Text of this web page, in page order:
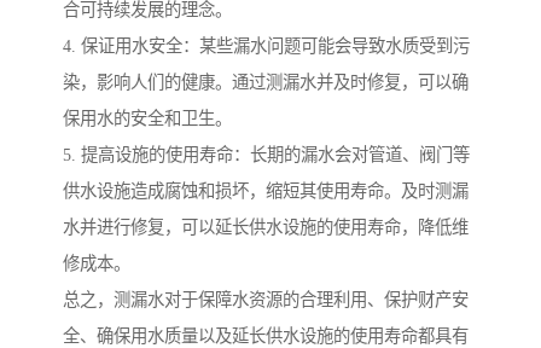
合可持续发展的理念。
4. 保证用水安全：某些漏水问题可能会导致水质受到污
染，影响人们的健康。通过测漏水并及时修复，可以确
保用水的安全和卫生。
5. 提高设施的使用寿命：长期的漏水会对管道、阀门等
供水设施造成腐蚀和损坏，缩短其使用寿命。及时测漏
水并进行修复，可以延长供水设施的使用寿命，降低维
修成本。
总之，测漏水对于保障水资源的合理利用、保护财产安
全、确保用水质量以及延长供水设施的使用寿命都具有